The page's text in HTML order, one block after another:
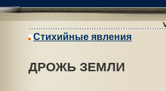
Стихийные явления
ДРОЖЬ ЗЕМЛИ